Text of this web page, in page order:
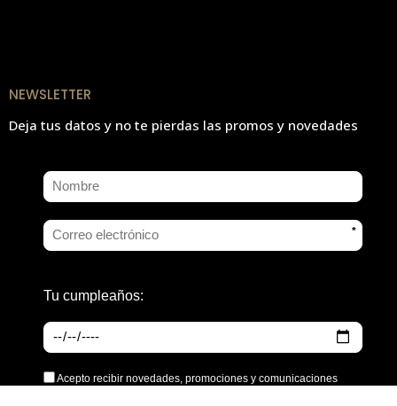
NEWSLETTER
Deja tus datos y no te pierdas las promos y novedades
*
Tu cumpleaños:
Acepto recibir novedades, promociones y comunicaciones